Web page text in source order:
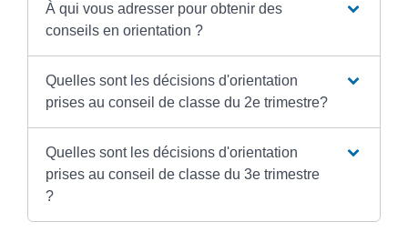
À qui vous adresser pour obtenir des
conseils en orientation ?
Quelles sont les décisions d'orientation
prises au conseil de classe du 2e trimestre?
Quelles sont les décisions d'orientation
prises au conseil de classe du 3e trimestre
?